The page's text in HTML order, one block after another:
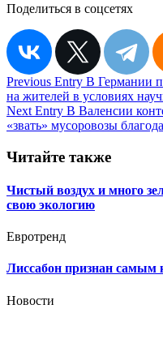
Поделиться в соцсетях
Навигация
по
записям
Previous Entry В Германии
на жителей в условиях
Next Entry В Валенсии
«звать» мусоровозы
Читайте также
Чистый воздух и много
свою экологию
Евротренд
Лиссабон признан самым
Новости